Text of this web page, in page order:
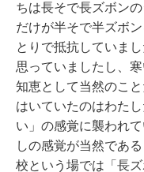
ちは長そで長ズボン
だけが半そで半ズボ
とりで抵抗していま
思っていましたし、
知恵として当然のこ
はいていたのはわた
い」の感覚に襲われ
しの感覚が当然であ
校という場では「長